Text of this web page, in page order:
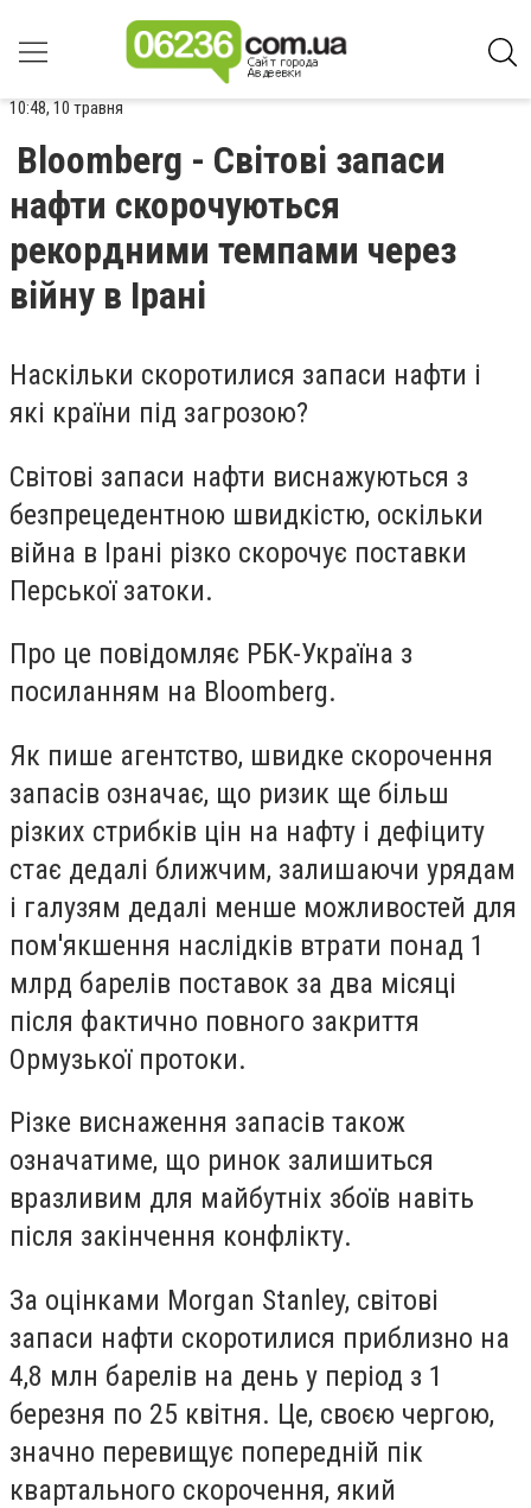
10:48, 10 травня
Bloomberg - Світові запаси
нафти скорочуються
рекордними темпами через
війну в Ірані
Наскільки скоротилися запаси нафти і
які країни під загрозою?
Світові запаси нафти виснажуються з
безпрецедентною швидкістю, оскільки
війна в Ірані різко скорочує поставки
Перської затоки.
Про це повідомляє РБК-Україна з
посиланням на Bloomberg.
Як пише агентство, швидке скорочення
запасів означає, що ризик ще більш
різких стрибків цін на нафту і дефіциту
стає дедалі ближчим, залишаючи урядам
і галузям дедалі менше можливостей для
пом'якшення наслідків втрати понад 1
млрд барелів поставок за два місяці
після фактично повного закриття
Ормузької протоки.
Різке виснаження запасів також
означатиме, що ринок залишиться
вразливим для майбутніх збоїв навіть
після закінчення конфлікту.
За оцінками Morgan Stanley, світові
запаси нафти скоротилися приблизно на
4,8 млн барелів на день у період з 1
березня по 25 квітня. Це, своєю чергою,
значно перевищує попередній пік
квартального скорочення, який